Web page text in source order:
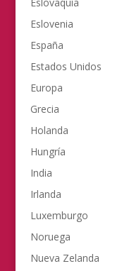
Eslovenia
España
Estados Unidos
Europa
Grecia
Holanda
Hungría
India
Irlanda
Luxemburgo
Noruega
Nueva Zelanda